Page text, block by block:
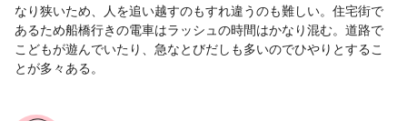
なり狭いため、人を追い越すのもすれ違うのも難しい。住宅街で
あるため船橋行きの電車はラッシュの時間はかなり混む。道路で
こどもが遊んでいたり、急なとびだしも多いのでひやりとするこ
とが多々ある。